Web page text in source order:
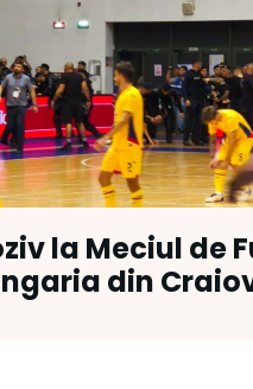
la Meciul de
din